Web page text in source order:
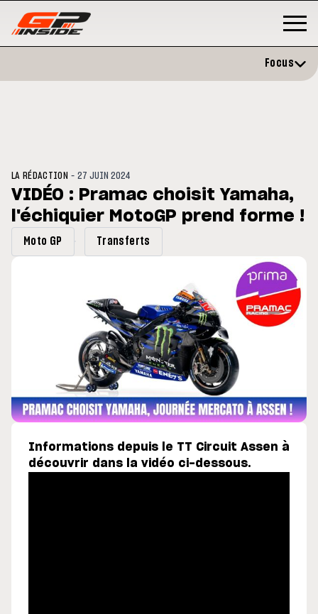
droite à Madrid
MOTO GP
Focus
LA RÉDACTION -27 JUIN 2024
VIDÉO : Pramac choisit Yamaha,
l'échiquier MotoGP prend forme !
Moto GP Transferts
Informations depuis le TT Circuit Assen à
découvrir dans la vidéo ci-dessous.